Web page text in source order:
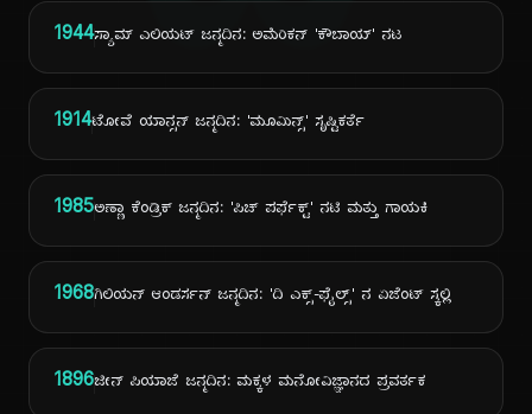
1944ಸ್ಯಾಮ್ ಎಲಿಯಟ್ ಜನ್ಮದಿನ: ಅಮೆರಿಕನ್ 'ಕೌಬಾಯ್' ನಟ
1914ಟೋವೆ ಯಾನ್ಸನ್ ಜನ್ಮದಿನ: 'ಮೂಮಿನ್ಸ್' ಸೃಷ್ಟಿಕರ್ತೆ
1985ಅಣ್ಣಾ ಕೆಂಡ್ರಿಕ್ ಜನ್ಮದಿನ: 'ಪಿಚ್ ಪರ್ಫೆಕ್ಟ್' ನಟಿ ಮತ್ತು ಗಾಯಕಿ
1968ಗಿಲಿಯನ್ ಆಂಡರ್ಸನ್ ಜನ್ಮದಿನ: 'ದಿ ಎಕ್ಸ್-ಫೈಲ್ಸ್' ನ ಏಜೆಂಟ್ ಸ್ಕಲ್ಲಿ
1896ಜೀನ್ ಪಿಯಾಜೆ ಜನ್ಮದಿನ: ಮಕ್ಕಳ ಮನೋವಿಜ್ಞಾನದ ಪ್ರವರ್ತಕ